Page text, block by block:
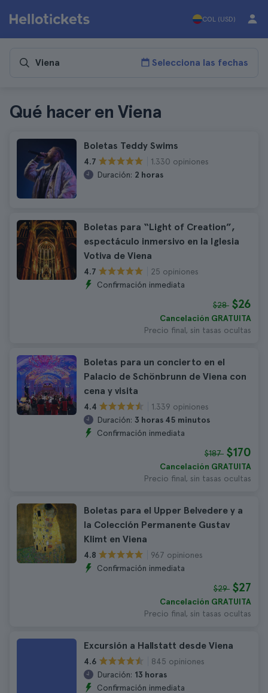
COL (USD)
Selecciona las fechas
Qué hacer en Viena
Boletas Teddy Swims
4.7
1.330 opiniones
Duración: 2 horas
Boletas para “Light of Creation”,
espectáculo inmersivo en la Iglesia
Votiva de Viena
4.7
25 opiniones
Confirmación inmediata
$28 $26
Cancelación GRATUITA
Precio final, sin tasas ocultas
Boletas para un concierto en el
Palacio de Schönbrunn de Viena con
cena y visita
4.4
1.339 opiniones
Duración: 3 horas 45 minutos
Confirmación inmediata
$187 $170
Cancelación GRATUITA
Precio final, sin tasas ocultas
Boletas para el Upper Belvedere y a
la Colección Permanente Gustav
Klimt en Viena
4.8
967 opiniones
Confirmación inmediata
$29 $27
Cancelación GRATUITA
Precio final, sin tasas ocultas
Excursión a Hallstatt desde Viena
4.6
845 opiniones
Duración: 13 horas
Confirmación inmediata